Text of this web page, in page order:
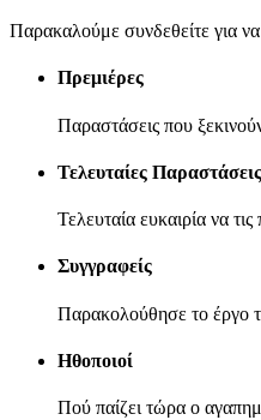
Παρακαλούμε συνδεθείτε για
Πρεμιέρες
Παραστάσεις που
Τελευταίες Παραστάσεις
Τελευταία ευκαιρία να
Συγγραφείς
Παρακολούθησε το έργο
Ηθοποιοί
Πού παίζει τώρα ο